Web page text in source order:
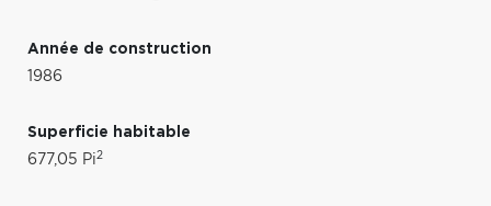
Année de construction
1986
Superficie habitable
677,05 Pi2